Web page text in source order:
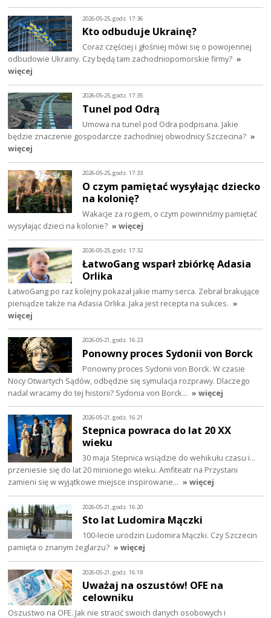
2026-05-25, godz. 17:36
Kto odbuduje Ukrainę?
Coraz częściej i głośniej mówi się o powojennej
odbudowie Ukrainy. Czy będą tam zachodniopomorskie firmy? »
więcej
2026-05-25, godz. 17:35
Tunel pod Odrą
Umowa na tunel pod Odra podpisana. Jakie
będzie znaczenie gospodarcze zachodniej obwodnicy Szczecina? »
więcej
2026-05-25, godz. 17:33
O czym pamiętać wysyłając dziecko
na kolonię?
Wakacje za rogiem, o czym powinniśmy pamiętać
wysyłając dzieci na kolonie? » więcej
2026-05-25, godz. 17:32
ŁatwoGang wsparł zbiórkę Adasia
Orlika
ŁatwoGang po raz kolejny pokazał jakie mamy serca. Zebrał brakujące
pieniądze także na Adasia Orlika. Jaka jest recepta na sukces. »
więcej
2026-05-21, godz. 16:23
Ponowny proces Sydonii von Borck
Ponowny proces Sydonii von Borck. W czasie
Nocy Otwartych Sądów, odbędzie się symulacja rozprawy. Dlaczego
nadal wracamy do tej historii? Sydonia von Borck… » więcej
2026-05-21, godz. 16:21
Stepnica powraca do lat 20 XX
wieku
30 maja Stepnica wsiądzie do wehikułu czasu i…
przeniesie się do lat 20 minionego wieku. Amfiteatr na Przystani
zamieni się w wyjątkowe miejsce inspirowane… » więcej
2026-05-21, godz. 16:20
Sto lat Ludomira Mączki
100-lecie urodzin Ludomira Mączki. Czy Szczecin
pamięta o znanym żeglarzu? » więcej
2026-05-21, godz. 16:19
Uważaj na oszustów! OFE na
celowniku
Oszustwo na OFE. Jak nie stracić swoich danych osobowych i